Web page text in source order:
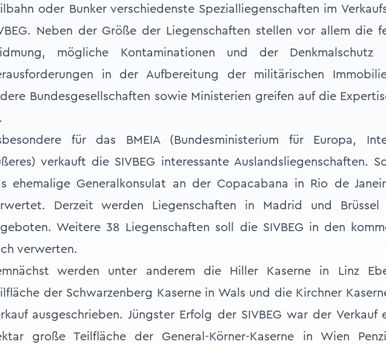
oder Bunker verschiedenste Spezialliegenschaften im
Neben der Größe der Liegenschaften stellen vor allem die
mögliche Kontaminationen und der
in der Aufbereitung der militärischen
Bundesgesellschaften sowie Ministerien greifen auf die
für das BMEIA (Bundesministerium für Europa,
verkauft die SIVBEG interessante Auslandsliegenschaften.
ehemalige Generalkonsulat an der Copacabana in Rio de
Derzeit werden Liegenschaften in Madrid und Brüssel
Weitere 38 Liegenschaften soll die SIVBEG in den
verwerten.
werden unter anderem die Hiller Kaserne in Linz
der Schwarzenberg Kaserne in Wals und die Kirchner
ausgeschrieben. Jüngster Erfolg der SIVBEG war der Verkauf
große Teilfläche der General-Körner-Kaserne in Wien